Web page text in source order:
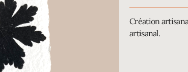
Création
artisanal.